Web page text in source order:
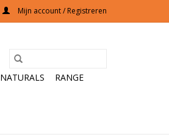
Mijn account / Registreren
NATURALS
RANGE